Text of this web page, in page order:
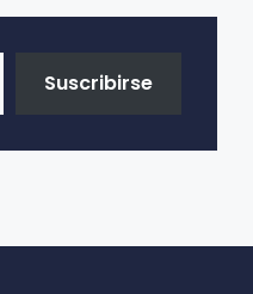
Suscribirse